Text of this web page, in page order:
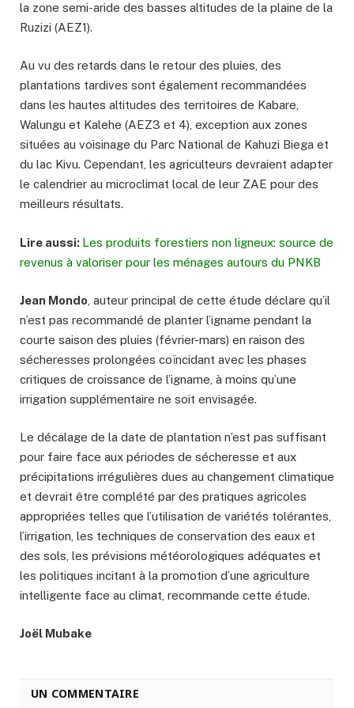
la zone semi-aride des basses altitudes de la plaine de la
Ruzizi (AEZ1).
Au vu des retards dans le retour des pluies, des
plantations tardives sont également recommandées
dans les hautes altitudes des territoires de Kabare,
Walungu et Kalehe (AEZ3 et 4), exception aux zones
situées au voisinage du Parc National de Kahuzi Biega et
du lac Kivu. Cependant, les agriculteurs devraient adapter
le calendrier au microclimat local de leur ZAE pour des
meilleurs résultats.
Lire aussi: Les produits forestiers non ligneux: source de
revenus à valoriser pour les ménages autours du PNKB
Jean Mondo , auteur principal de cette étude déclare qu’il
n’est pas recommandé de planter l’igname pendant la
courte saison des pluies (février-mars) en raison des
sécheresses prolongées coïncidant avec les phases
critiques de croissance de l’igname, à moins qu’une
irrigation supplémentaire ne soit envisagée.
Le décalage de la date de plantation n’est pas suffisant
pour faire face aux périodes de sécheresse et aux
précipitations irrégulières dues au changement climatique
et devrait être complété par des pratiques agricoles
appropriées telles que l’utilisation de variétés tolérantes,
l’irrigation, les techniques de conservation des eaux et
des sols, les prévisions météorologiques adéquates et
les politiques incitant à la promotion d’une agriculture
intelligente face au climat, recommande cette étude.
Joël Mubake
UN COMMENTAIRE